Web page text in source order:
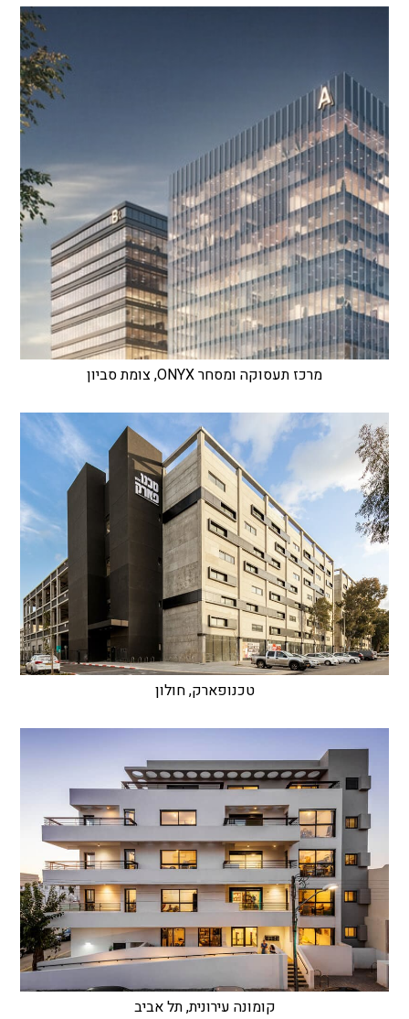
מרכז תעסוקה ומסחר ONYX, צומת סביון
טכנופארק, חולון
קומונה עירונית, תל אביב